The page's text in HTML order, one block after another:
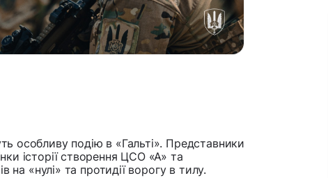
особливу подію в «Гальті». Представники
історії створення ЦСО «А» та
на «нулі» та протидії ворогу в тилу.